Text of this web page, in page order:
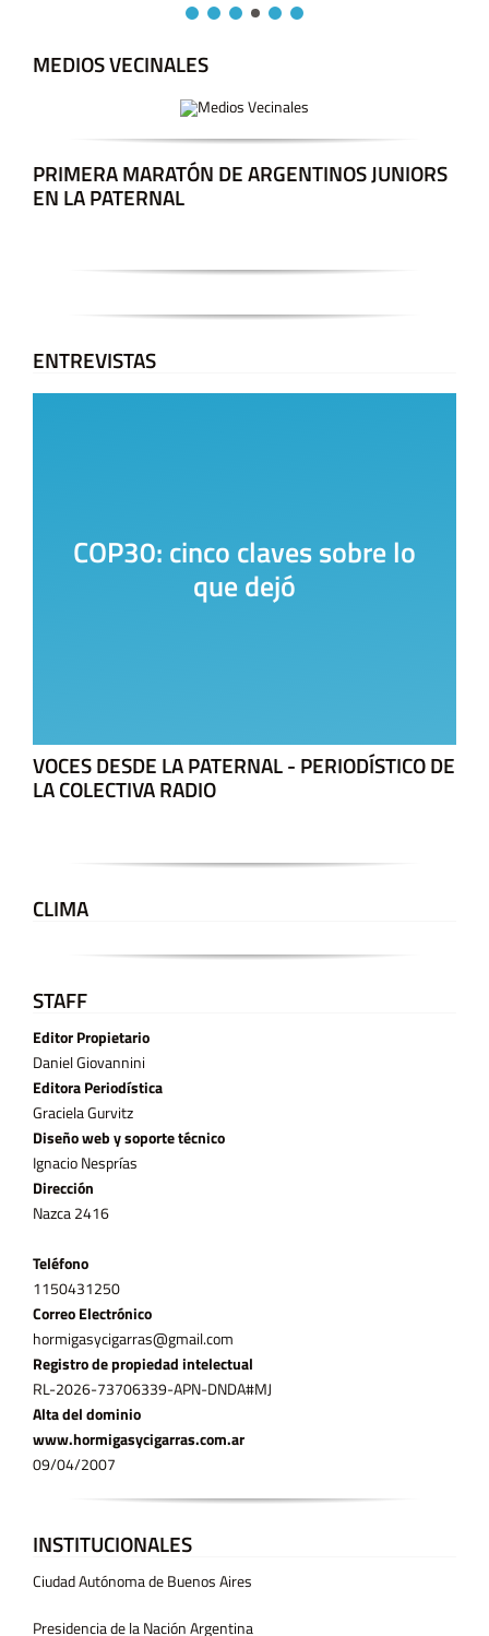
MEDIOS VECINALES
PRIMERA MARATÓN DE ARGENTINOS JUNIORS
EN LA PATERNAL
ENTREVISTAS
COP30: cinco claves sobre lo
que dejó
VOCES DESDE LA PATERNAL - PERIODÍSTICO DE
LA COLECTIVA RADIO
CLIMA
STAFF
Editor Propietario
Daniel Giovannini
Editora Periodística
Graciela Gurvitz
Diseño web y soporte técnico
Ignacio Nesprías
Dirección
Nazca 2416
Teléfono
11­50431250
Correo Electrónico
hormigasycigarras@gmail.com
Registro de propiedad intelectual
RL-2026-73706339-APN-DNDA#MJ
Alta del dominio
www.hormigasycigarras.com.ar
09/04/2007
INSTITUCIONALES
Ciudad Autónoma de Buenos Aires
Presidencia de la Nación Argentina